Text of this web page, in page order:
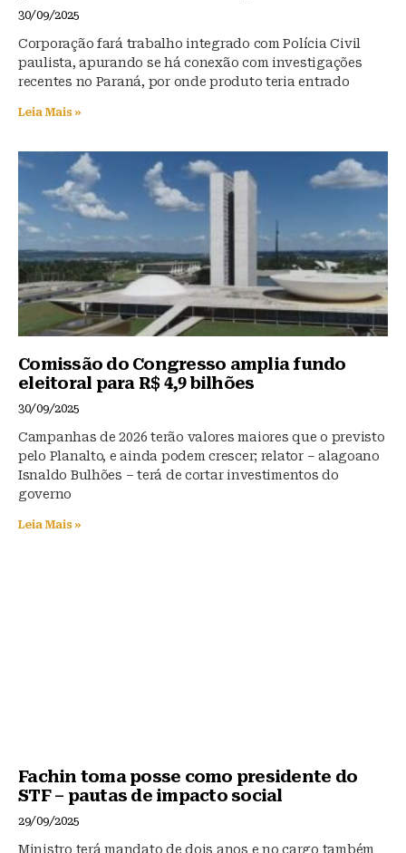
30/09/2025
Corporação fará trabalho integrado com Polícia Civil
paulista, apurando se há conexão com investigações
recentes no Paraná, por onde produto teria entrado
Leia Mais »
Comissão do Congresso amplia fundo
eleitoral para R$ 4,9 bilhões
30/09/2025
Campanhas de 2026 terão valores maiores que o previsto
pelo Planalto, e ainda podem crescer; relator – alagoano
Isnaldo Bulhões – terá de cortar investimentos do
governo
Leia Mais »
Fachin toma posse como presidente do
STF – pautas de impacto social
29/09/2025
Ministro terá mandato de dois anos e no cargo também